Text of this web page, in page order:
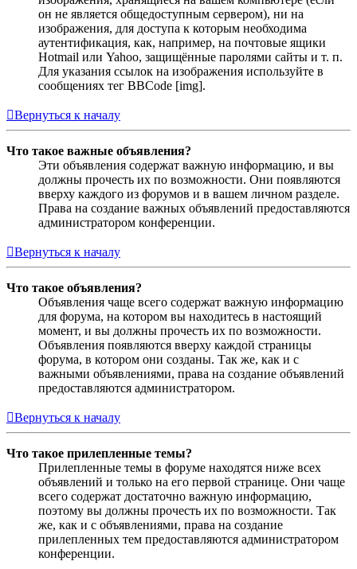
он не является общедоступным сервером), ни на
изображения, для доступа к которым необходима
аутентификация, как, например, на почтовые ящики
Hotmail или Yahoo, защищённые паролями сайты и т. п.
Для указания ссылок на изображения используйте в
сообщениях тег BBCode [img].
Вернуться к началу
Что такое важные объявления?
Эти объявления содержат важную информацию, и вы
должны прочесть их по возможности. Они появляются
вверху каждого из форумов и в вашем личном разделе.
Права на создание важных объявлений предоставляются
администратором конференции.
Вернуться к началу
Что такое объявления?
Объявления чаще всего содержат важную информацию
для форума, на котором вы находитесь в настоящий
момент, и вы должны прочесть их по возможности.
Объявления появляются вверху каждой страницы
форума, в котором они созданы. Так же, как и с
важными объявлениями, права на создание объявлений
предоставляются администратором.
Вернуться к началу
Что такое прилепленные темы?
Прилепленные темы в форуме находятся ниже всех
объявлений и только на его первой странице. Они чаще
всего содержат достаточно важную информацию,
поэтому вы должны прочесть их по возможности. Так
же, как и с объявлениями, права на создание
прилепленных тем предоставляются администратором
конференции.